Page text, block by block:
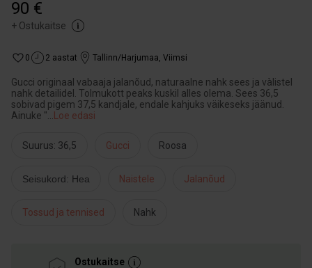
90 €
+ Ostukaitse
0 2 aastat Tallinn/Harjumaa, Viimsi
Gucci originaal vabaaja jalanõud, naturaalne nahk sees ja vàlistel
nahk detailidel. Tolmukott peaks kuskil alles olema. Sees 36,5
sobivad pigem 37,5 kandjale, endale kahjuks väikeseks jäänud.
Ainuke "
Loe edasi
Suurus: 36,5 Gucci Roosa
Seisukord: Hea Naistele Jalanõud
Tossud ja tennised Nahk
Ostukaitse